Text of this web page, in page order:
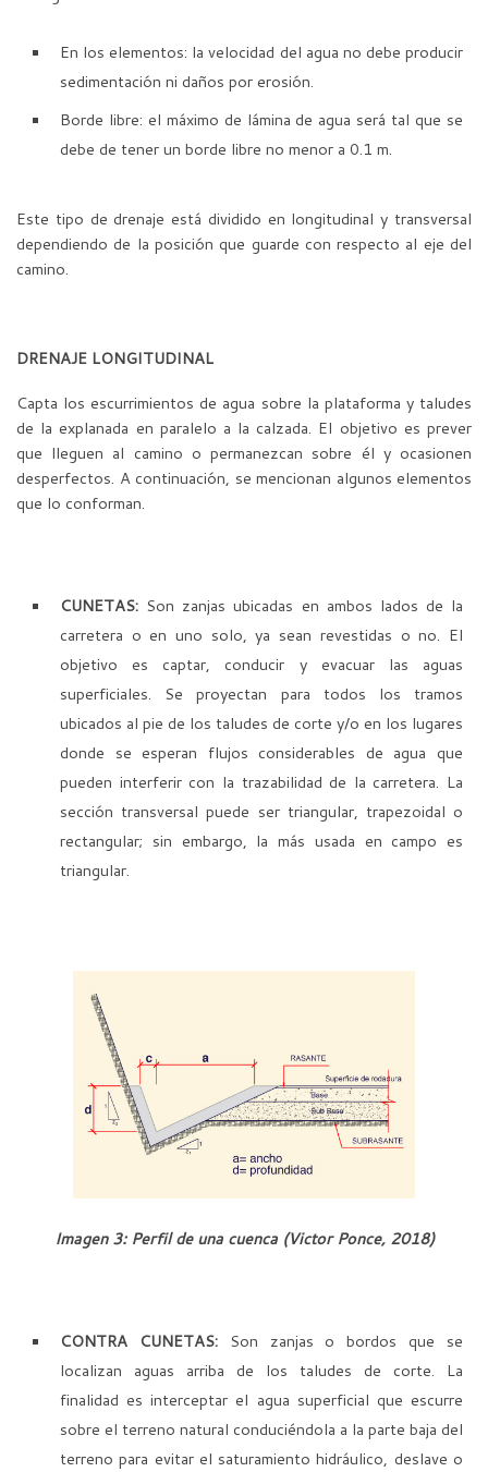
En los elementos: la velocidad del agua no debe producir
sedimentación ni daños por erosión.
Borde libre: el máximo de lámina de agua será tal que se
debe de tener un borde libre no menor a 0.1 m.
Este tipo de drenaje está dividido en longitudinal y transversal
dependiendo de la posición que guarde con respecto al eje del
camino.
DRENAJE LONGITUDINAL
Capta los escurrimientos de agua sobre la plataforma y taludes
de la explanada en paralelo a la calzada. El objetivo es prever
que lleguen al camino o permanezcan sobre él y ocasionen
desperfectos. A continuación, se mencionan algunos elementos
que lo conforman.
CUNETAS: Son zanjas ubicadas en ambos lados de la
carretera o en uno solo, ya sean revestidas o no. El
objetivo es captar, conducir y evacuar las aguas
superficiales. Se proyectan para todos los tramos
ubicados al pie de los taludes de corte y/o en los lugares
donde se esperan flujos considerables de agua que
pueden interferir con la trazabilidad de la carretera. La
sección transversal puede ser triangular, trapezoidal o
rectangular; sin embargo, la más usada en campo es
triangular.
Imagen 3: Perfil de una cuenca (Victor Ponce, 2018)
CONTRA CUNETAS:Son zanjas o bordos que se
localizan aguas arriba de los taludes de corte. La
finalidad es interceptar el agua superficial que escurre
sobre el terreno natural conduciéndola a la parte baja del
terreno para evitar el saturamiento hidráulico, deslave o